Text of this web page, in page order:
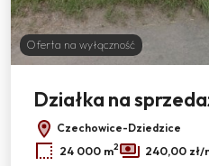
Oferta na wyłączność
Działka na
Czechowice-Dziedzice
24 000 m2 240,00 zł/